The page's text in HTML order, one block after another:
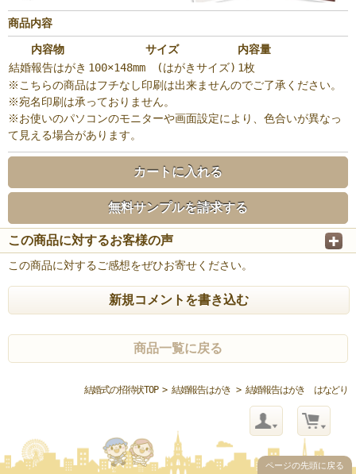
商品内容
内容物 サイズ
内容量
結婚報告はがき 100×148mm (はがきサイズ) 1枚
※こちらの商品はフチなし印刷は出来ませんのでご了承ください。
※宛名印刷は承っておりません。
※お使いのパソコンのモニターや画面設定により、色合いが異なっ
て見える場合があります。
カートに入れる
無料サンプルを請求する
この商品に対するお客様の声
この商品に対するご感想をぜひお寄せください。
新規コメントを書き込む
商品一覧に戻る
結婚式の招待状TOP> 結婚報告はがき > 結婚報告はがき はなどり
ページの先頭に戻る